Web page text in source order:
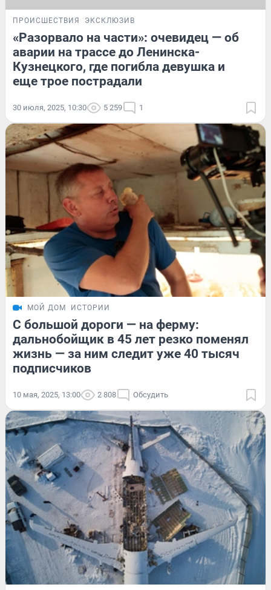
ПРОИСШЕСТВИЯ ЭКСКЛЮЗИВ
«Разорвало на части»: очевидец — об
аварии на трассе до Ленинска-
Кузнецкого, где погибла девушка и
еще трое пострадали
30 июля, 2025, 10:30 5 259 1
МОЙ ДОМ ИСТОРИИ
С большой дороги — на ферму:
дальнобойщик в 45 лет резко поменял
жизнь — за ним следит уже 40 тысяч
подписчиков
10 мая, 2025, 13:00 2 808 Обсудить